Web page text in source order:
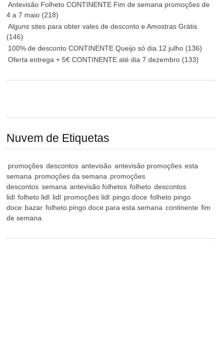
Antevisão Folheto CONTINENTE Fim de semana promoções de
4 a 7 maio (218)
Alguns sites para obter vales de desconto e Amostras Grátis
(146)
100% de desconto CONTINENTE Queijo só dia 12 julho (136)
Oferta entrega + 5€ CONTINENTE até dia 7 dezembro (133)
Nuvem de Etiquetas
promoções descontos antevisão antevisão promoções esta
semana promoções da semana promoções
descontos semana antevisão folhetos folheto descontos
lidl folheto lidl lidl promoções lidl pingo doce folheto pingo
doce bazar folheto pingo doce para esta semana continente fim
de semana